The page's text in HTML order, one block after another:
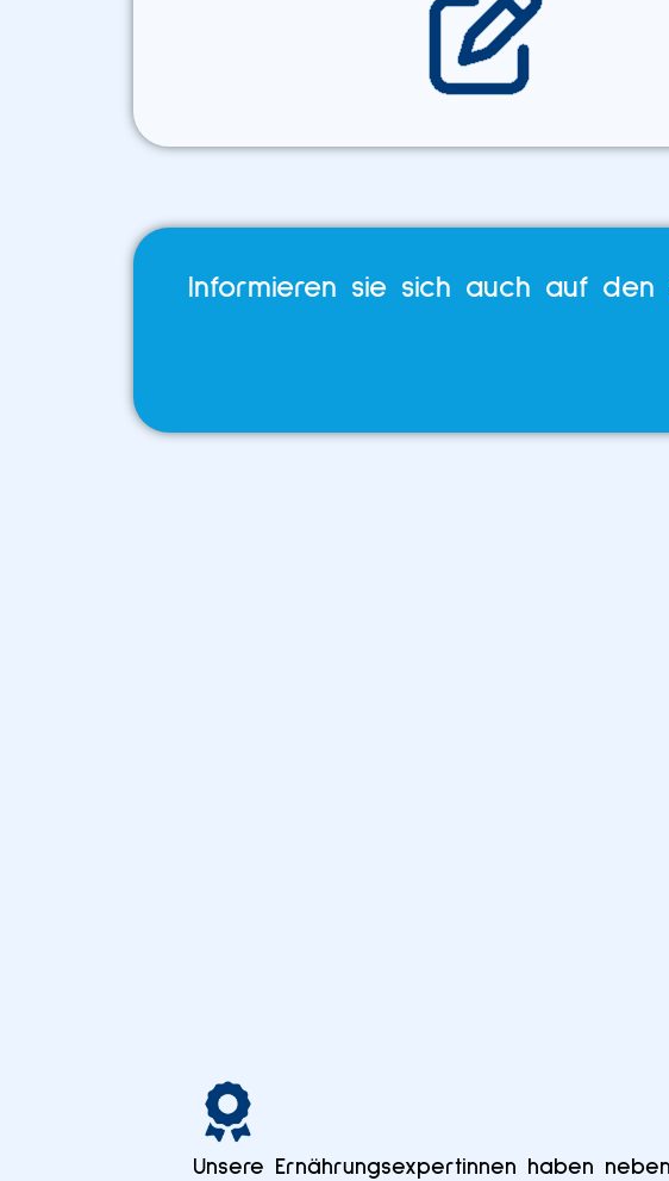
Informieren sie sich auch auf
Unsere Ernährungsexpertinnen haben